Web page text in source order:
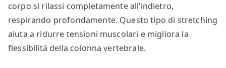
corpo si rilassi completamente all’indietro,
respirando profondamente. Questo tipo di stretching
aiuta a ridurre tensioni muscolari e migliora la
flessibilità della colonna vertebrale.